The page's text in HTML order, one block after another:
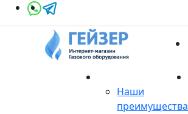
Наши
преимущества